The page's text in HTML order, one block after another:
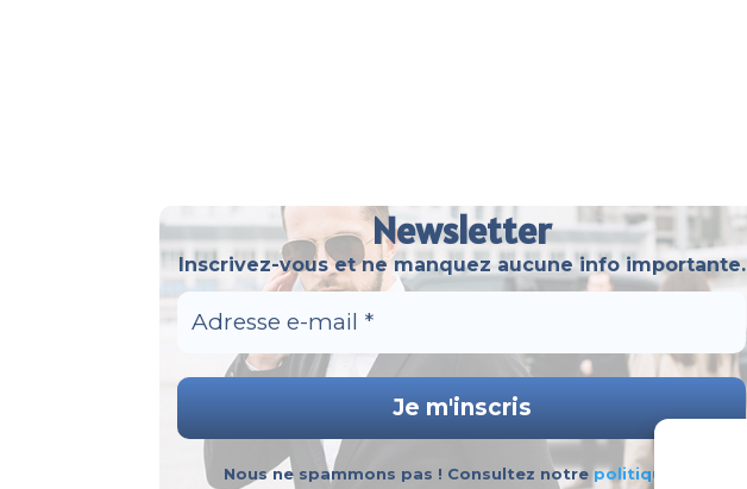
Newsletter
Inscrivez-vous et ne manquez aucune info importante.
Nous ne spammons pas ! Consultez notre politique de